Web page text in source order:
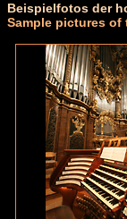
Beispielfotos der
Sample pictures